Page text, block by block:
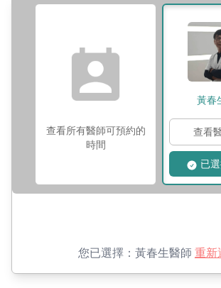
查看所有醫師可預約的
時間
黃春
查看
已
您已選擇： 黃春生醫師 重新